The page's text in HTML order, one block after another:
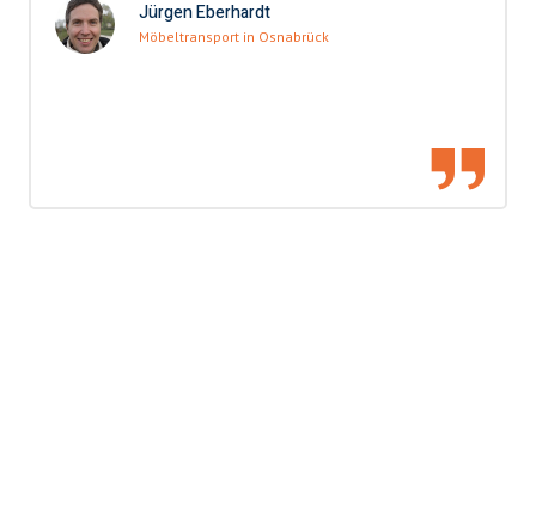
Jürgen Eberhardt
Möbeltransport in Osnabrück